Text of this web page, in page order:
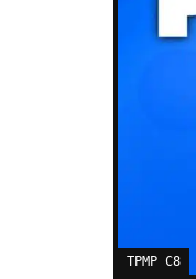
TPMP C8